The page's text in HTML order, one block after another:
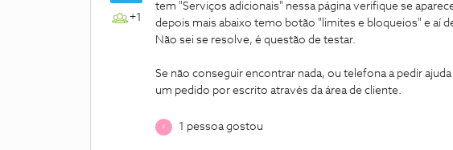
+1
tem "Serviços adicionais" nessa página verifique se
depois mais abaixo temo botão "limites e bloqueios" e aí
Não sei se resolve, é questão de testar.
Se não conseguir encontrar nada, ou telefona a pedir
um pedido por escrito através da área de cliente.
F 1 pessoa gostou